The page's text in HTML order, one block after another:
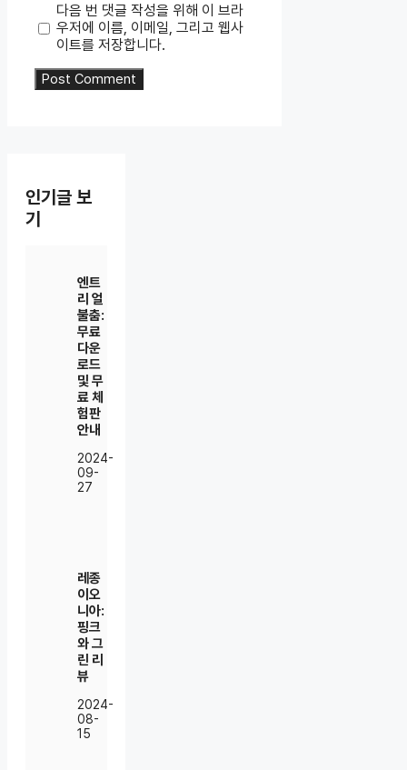
다음 번 댓글 작성을 위해 이 브라
우저에 이름, 이메일, 그리고 웹사
이트를 저장합니다.
인기글 보
기
엔트
리 얼
불춤:
무료
다운
로드
및 무
료 체
험판
안내
2024-
09-
27
레종
이오
니아:
핑크
와 그
린 리
뷰
2024-
08-
15